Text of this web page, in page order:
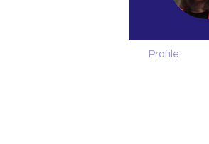
Profile